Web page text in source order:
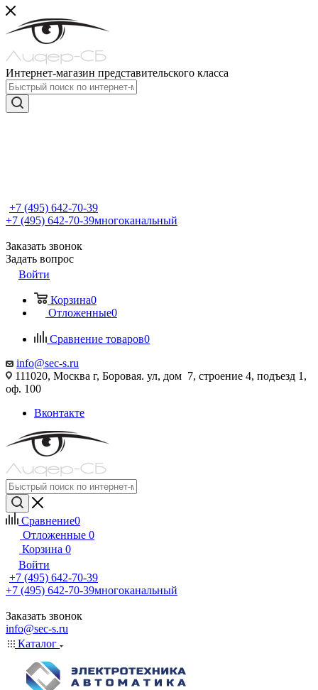
Интернет-магазин представительского класса
+7 (495) 642-70-39
+7 (495) 642-70-39многоканальный
Заказать звонок
Задать вопрос
Войти
Корзина0
Отложенные0
Сравнение товаров0
info@sec-s.ru
111020, Москва г, Боровая. ул, дом 7, строение 4, подъезд 1,
оф. 100
Вконтакте
Сравнение0
Отложенные 0
Корзина 0
Войти
+7 (495) 642-70-39
+7 (495) 642-70-39многоканальный
Заказать звонок
info@sec-s.ru
Каталог